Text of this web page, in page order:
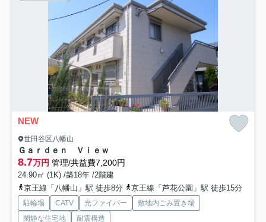
NEW
世田谷区八幡山
Ｇａｒｄｅｎ Ｖｉｅｗ
8.7万円 管理/共益費7,200円
24.90㎡ (1K) /築18年 /2階建
京王線「八幡山」駅 徒歩8分
京王線「芦花公園」駅 徒歩15分
駐輪場 CATV 光ファイバー
敷地内ごみ置き場
閑静な住宅地
耐震構造